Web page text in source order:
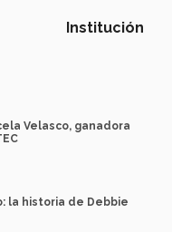
Institución
Velasco, ganadora
la historia de Debbie